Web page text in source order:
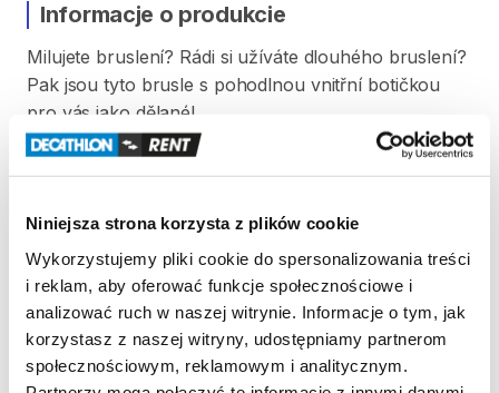
Niniejsza strona korzysta z plików cookie
Wykorzystujemy pliki cookie do spersonalizowania treści
i reklam, aby oferować funkcje społecznościowe i
analizować ruch w naszej witrynie. Informacje o tym, jak
korzystasz z naszej witryny, udostępniamy partnerom
społecznościowym, reklamowym i analitycznym.
Informacje o produkcie
Milujete bruslení? Rádi si užíváte dlouhého bruslení?
Pak jsou tyto brusle s pohodlnou vnitřní botičkou
pro vás jako dělané!
Strona produktu w sklepie
Zasady wypożyczenia
REGULAMIN